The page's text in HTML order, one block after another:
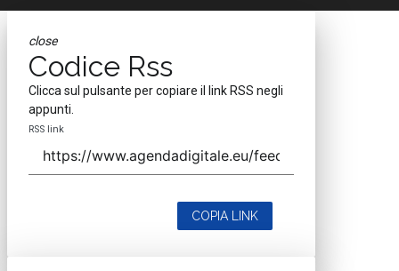
close
Codice Rss
Clicca sul pulsante per copiare il link RSS negli
appunti.
RSS link
COPIA LINK